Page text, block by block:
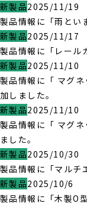
新製品2025/11/19
製品情報に「雨とい
新製品2025/11/17
製品情報に「レール
新製品2025/11/10
製品情報に「 マグ
加しました。
新製品2025/11/10
製品情報に「 マグ
ました。
新製品2025/10/30
製品情報に「マルチ
新製品2025/10/6
製品情報に「木製O